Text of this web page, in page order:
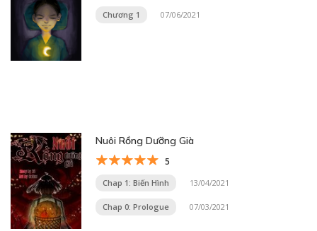
Chương 1 07/06/2021
Nuôi Rồng Dưỡng Già
5
Chap 1: Biến Hình 13/04/2021
Chap 0: Prologue 07/03/2021